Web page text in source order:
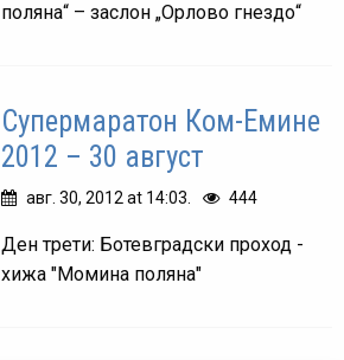
поляна“ – заслон „Орлово гнездо“
Супермаратон Ком-Емине
2012 – 30 август
авг. 30, 2012 at 14:03. 444
Ден трети: Ботевградски проход -
хижа "Момина поляна"